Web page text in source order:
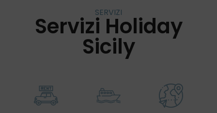
SERVIZI
Servizi Holiday
Sicily